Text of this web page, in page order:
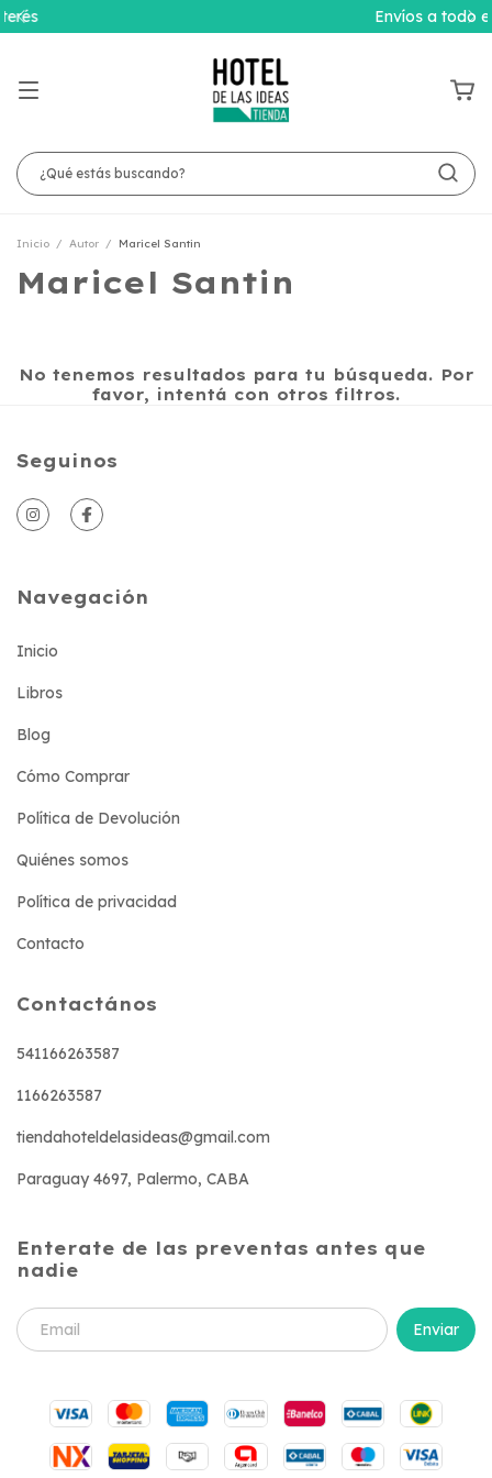
Inicio / Autor / Maricel Santin
Maricel Santin
No tenemos resultados para tu búsqueda. Por
favor, intentá con otros filtros.
Seguinos
Navegación
Inicio
Libros
Blog
Cómo Comprar
Política de Devolución
Quiénes somos
Política de privacidad
Contacto
Contactános
541166263587
1166263587
tiendahoteldelasideas@gmail.com
Paraguay 4697, Palermo, CABA
Enterate de las preventas antes que
nadie